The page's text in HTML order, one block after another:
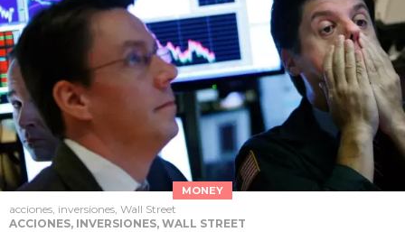
MONEY
acciones, inversiones, Wall Street
ACCIONES, INVERSIONES, WALL STREET